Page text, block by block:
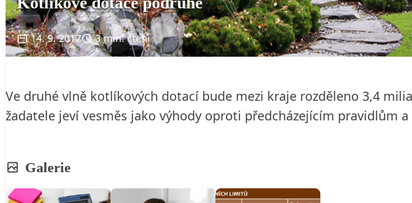
14. 9. 2017 3 min. čtení
Ve druhé vlně kotlíkových dotací bude mezi kraje rozděleno 3,4
žadatele jeví vesměs jako výhody oproti předcházejícím pravidlům
Galerie